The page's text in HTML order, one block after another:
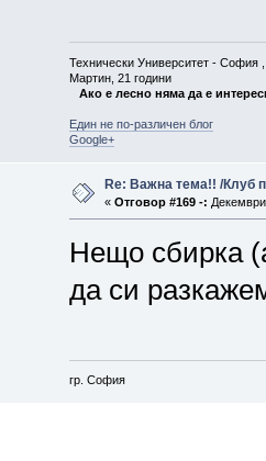
Технически Университет - София
Мартин, 21 години
Ако е лесно няма да е
Един не по-различен блог
Google+
Re: Важна тема!! /Клуб
« Отговор #169 -:
Нещо сбирка
да си
гр. София